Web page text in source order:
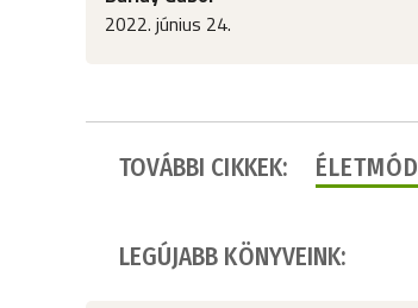
2022. június 24.
TOVÁBBI CIKKEK: ÉLETMÓD
LEGÚJABB KÖNYVEINK: